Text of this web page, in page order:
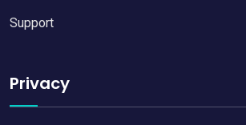
Support
Privacy